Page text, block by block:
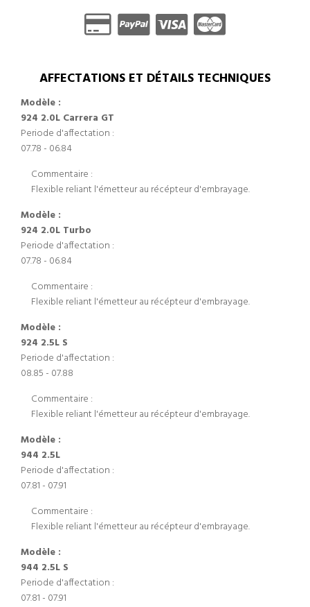
AFFECTATIONS ET DÉTAILS TECHNIQUES
Modèle :
924 2.0L Carrera GT
Periode d'affectation :
07.78 - 06.84
Commentaire :
Flexible reliant l'émetteur au récépteur d'embrayage.
Modèle :
924 2.0L Turbo
Periode d'affectation :
07.78 - 06.84
Commentaire :
Flexible reliant l'émetteur au récépteur d'embrayage.
Modèle :
924 2.5L S
Periode d'affectation :
08.85 - 07.88
Commentaire :
Flexible reliant l'émetteur au récépteur d'embrayage.
Modèle :
944 2.5L
Periode d'affectation :
07.81 - 07.91
Commentaire :
Flexible reliant l'émetteur au récépteur d'embrayage.
Modèle :
944 2.5L S
Periode d'affectation :
07.81 - 07.91